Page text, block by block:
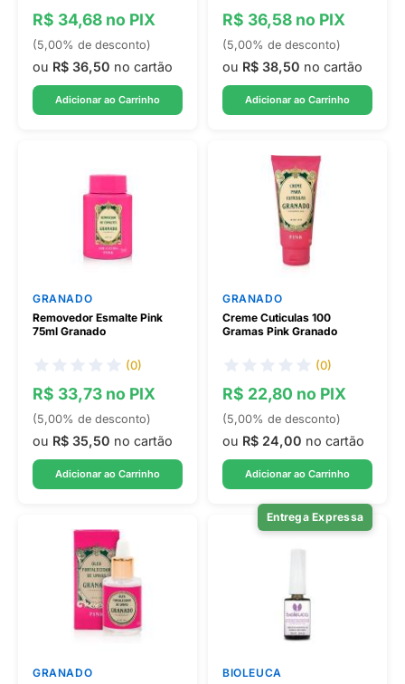
R$ 34,68 no PIX
(5,00% de desconto)
ou R$ 36,50 no cartão
Adicionar ao Carrinho
R$ 36,58 no PIX
(5,00% de desconto)
ou R$ 38,50 no cartão
Adicionar ao Carrinho
GRANADO
Removedor Esmalte Pink
75ml Granado
(0)
R$ 33,73 no PIX
(5,00% de desconto)
ou R$ 35,50 no cartão
Adicionar ao Carrinho
GRANADO
Creme Cuticulas 100
Gramas Pink Granado
(0)
R$ 22,80 no PIX
(5,00% de desconto)
ou R$ 24,00 no cartão
Adicionar ao Carrinho
GRANADO
Entrega Expressa
BIOLEUCA